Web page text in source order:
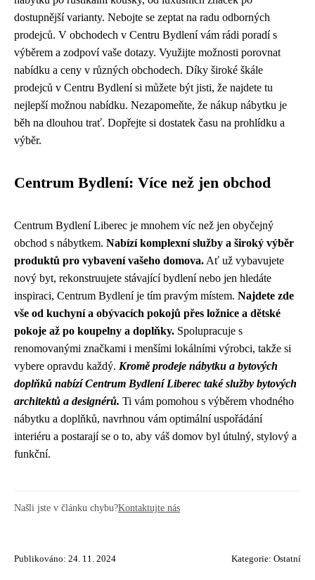
dostupnější varianty. Nebojte se zeptat na radu odborných
prodejců. V obchodech v Centru Bydlení vám rádi poradí s
výběrem a zodpoví vaše dotazy. Využijte možnosti porovnat
nabídku a ceny v různých obchodech. Díky široké škále
prodejců v Centru Bydlení si můžete být jisti, že najdete tu
nejlepší možnou nabídku. Nezapomeňte, že nákup nábytku je
běh na dlouhou trať. Dopřejte si dostatek času na prohlídku a
výběr.
Centrum Bydlení: Více než jen obchod
Centrum Bydlení Liberec je mnohem víc než jen obyčejný
obchod s nábytkem. Nabízí komplexní služby a široký výběr
produktů pro vybavení vašeho domova. Ať už vybavujete
nový byt, rekonstruujete stávající bydlení nebo jen hledáte
inspiraci, Centrum Bydlení je tím pravým místem. Najdete zde
vše od kuchyní a obývacích pokojů přes ložnice a dětské
pokoje až po koupelny a doplňky. Spolupracuje s
renomovanými značkami i menšími lokálními výrobci, takže si
vybere opravdu každý. Kromě prodeje nábytku a bytových
doplňků nabízí Centrum Bydlení Liberec také služby bytových
architektů a designérů. Ti vám pomohou s výběrem vhodného
nábytku a doplňků, navrhnou vám optimální uspořádání
interiéru a postarají se o to, aby váš domov byl útulný, stylový a
funkční.
Našli jste v článku chybu?Kontaktujte nás
Publikováno: 24. 11. 2024 Kategorie: Ostatní